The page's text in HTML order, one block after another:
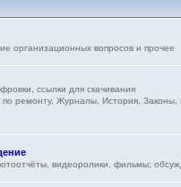
организационных вопросов и прочее
ссылки для скачивания
по ремонту, Журналы, История, Законы,
видеоролики, фильмы;